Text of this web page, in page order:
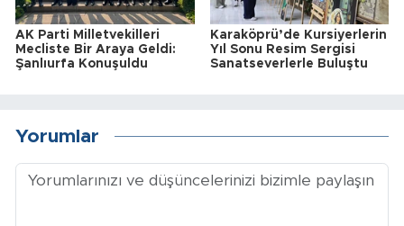
AK Parti Milletvekilleri
Mecliste Bir Araya Geldi:
Şanlıurfa Konuşuldu
Karaköprü’de Kursiyerlerin
Yıl Sonu Resim Sergisi
Sanatseverlerle Buluştu
Yorumlar